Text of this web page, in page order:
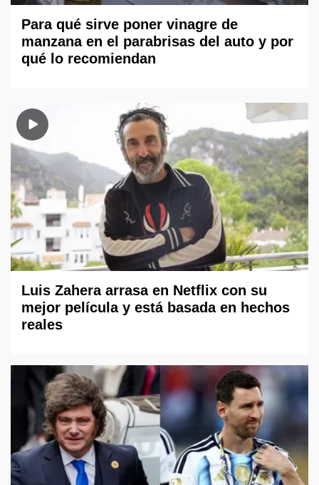
Para qué sirve poner vinagre de
manzana en el parabrisas del auto y por
qué lo recomiendan
Luis Zahera arrasa en Netflix con su
mejor película y está basada en hechos
reales